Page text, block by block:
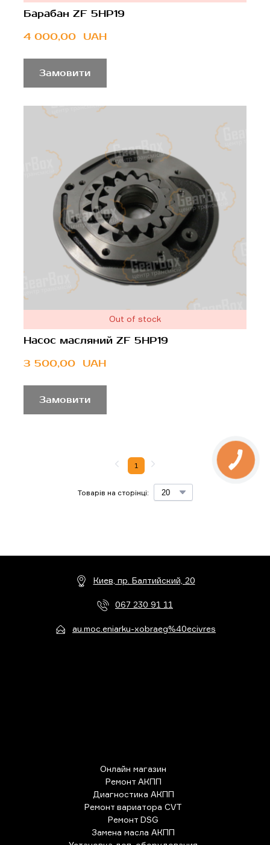
Барабан ZF 5HP19
4 000,00  UAH
Замовити
Out of stock
Насос масляний ZF 5HP19
3 500,00  UAH
Замовити
Товарів на сторінці:
1
Киев, пр. Балтийский, 20
067 230 91 11
au.moc.eniarku-xobraeg%40ecivres
Онлайн магазин
Ремонт АКПП
Диагностика АКПП
Ремонт вариатора CVT
Ремонт DSG
Замена масла АКПП